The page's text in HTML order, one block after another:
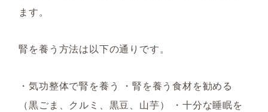
ます。
腎を養う方法は以下の通りです。
・気功整体で腎を養う ・腎を養う食材を勧める
（黒ごま、クルミ、黒豆、山芋） ・十分な睡眠を